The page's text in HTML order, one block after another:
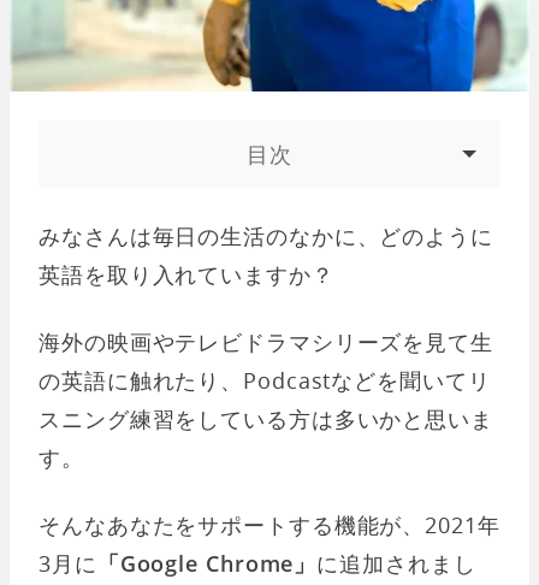
目次
みなさんは毎日の生活のなかに、どのように
英語を取り入れていますか？
海外の映画やテレビドラマシリーズを見て生
の英語に触れたり、Podcastなどを聞いてリ
スニング練習をしている方は多いかと思いま
す。
そんなあなたをサポートする機能が、2021年
3月に 「Google Chrome」 に追加されまし